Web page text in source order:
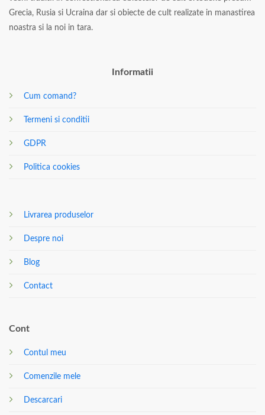
Grecia, Rusia si Ucraina dar si obiecte de cult realizate in manastirea
noastra si la noi in tara.
Informatii
Cum comand?
Termeni si conditii
GDPR
Politica cookies
Livrarea produselor
Despre noi
Blog
Contact
Cont
Contul meu
Comenzile mele
Descarcari